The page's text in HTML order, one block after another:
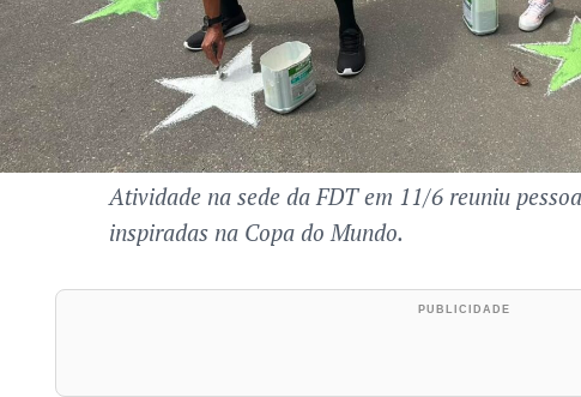
Atividade na sede da FDT em 11/6 reuniu
inspiradas na Copa do Mundo.